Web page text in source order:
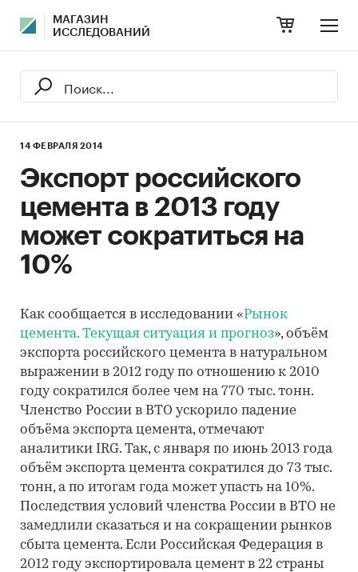
МАГАЗИН
ИССЛЕДОВАНИЙ
14 ФЕВРАЛЯ 2014
Экспорт российского
цемента в 2013 году
может сократиться на
10%
Как сообщается в исследовании «Рынок
цемента. Текущая ситуация и прогноз», объём
экспорта российского цемента в натуральном
выражении в 2012 году по отношению к 2010
году сократился более чем на 770 тыс. тонн.
Членство России в ВТО ускорило падение
объёма экспорта цемента, отмечают
аналитики IRG. Так, с января по июнь 2013 года
объём экспорта цемента сократился до 73 тыс.
тонн, а по итогам года может упасть на 10%.
Последствия условий членства России в ВТО не
замедлили сказаться и на сокращении рынков
сбыта цемента. Если Российская Федерация в
2012 году экспортировала цемент в 22 страны